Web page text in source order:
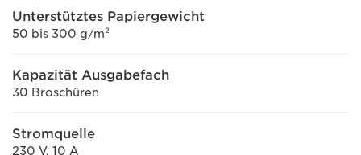
Unterstütztes Papiergewicht
50 bis 300 g/m²
Kapazität Ausgabefach
30 Broschüren
Stromquelle
230 V, 10 A